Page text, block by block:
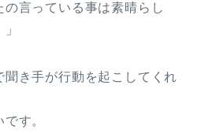
言っている事は素晴らし
き手が行動を起こしてくれ
す。